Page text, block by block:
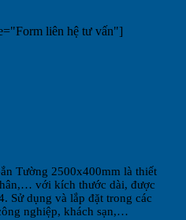
liên hệ tư vấn"]
Tường 2500x400mm là thiết
với kích thước dài, được
Sử dụng và lắp đặt trong các
nghiệp, khách sạn,…